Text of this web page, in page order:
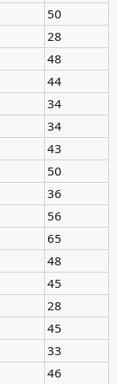
50
28
48
44
34
34
43
50
36
56
65
48
45
28
45
33
46